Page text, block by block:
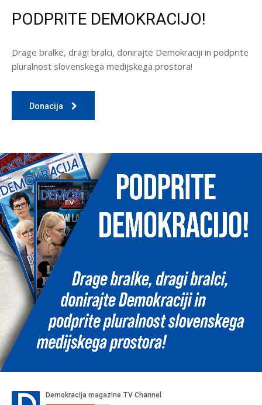
PODPRITE DEMOKRACIJO!
Drage bralke, dragi bralci, donirajte Demokraciji in podprite
pluralnost slovenskega medijskega prostora!
Donacija